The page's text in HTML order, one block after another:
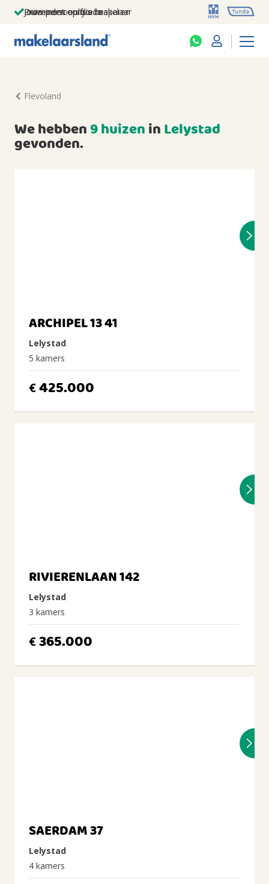
Jouw persoonlijke makelaar
Duizenden euro's besparen
Prominent op funda
Flevoland
We hebben9 huizeninLelystad
gevonden.
ARCHIPEL 13 41
Lelystad
5 kamers
€425.000
RIVIERENLAAN 142
Lelystad
3 kamers
€365.000
SAERDAM 37
Lelystad
4 kamers